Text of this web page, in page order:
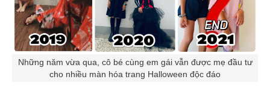
Những năm vừa qua, cô bé cùng em gái vẫn được mẹ đầu tư
cho nhiều màn hóa trang Halloween độc đáo